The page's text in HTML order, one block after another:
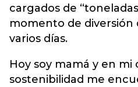
cargados de
momento de diversión
varios días.
Hoy soy mamá y en mi
sostenibilidad me